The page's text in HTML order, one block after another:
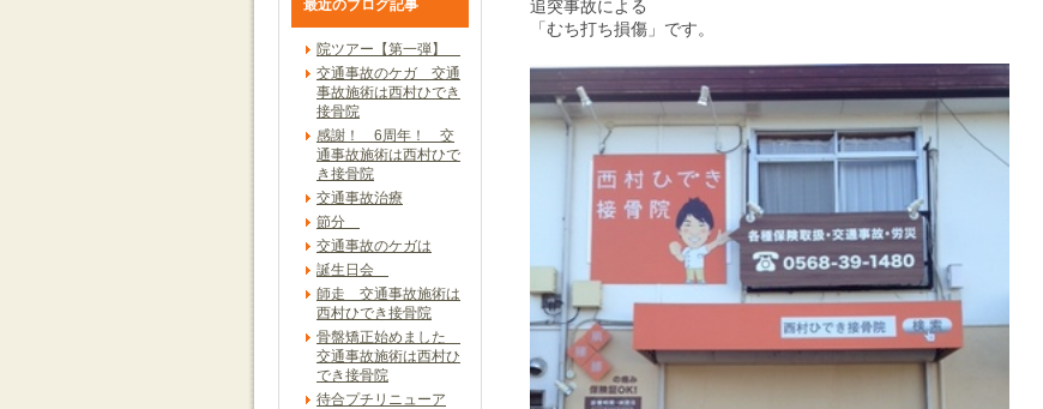
追突事故による
「むち打ち損傷」です。
最近のブログ記事
院ツアー【第一弾】
交通事故のケガ 交通
事故施術は西村ひでき
接骨院
感謝！ 6周年！ 交
通事故施術は西村ひで
き接骨院
交通事故治療
節分
交通事故のケガは
誕生日会
師走 交通事故施術は
西村ひでき接骨院
骨盤矯正始めました
交通事故施術は西村ひ
でき接骨院
待合プチリニューア